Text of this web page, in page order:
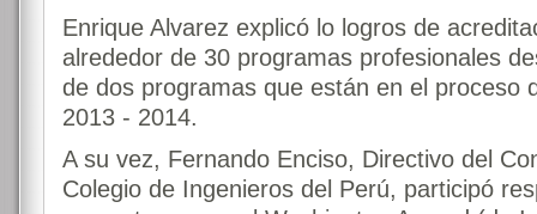
Enrique Alvarez explicó lo logros de
alrededor de 30 programas profesionales
de dos programas que están en el proceso
2013 - 2014.
A su vez, Fernando Enciso, Directivo del
Colegio de Ingenieros del Perú, participó